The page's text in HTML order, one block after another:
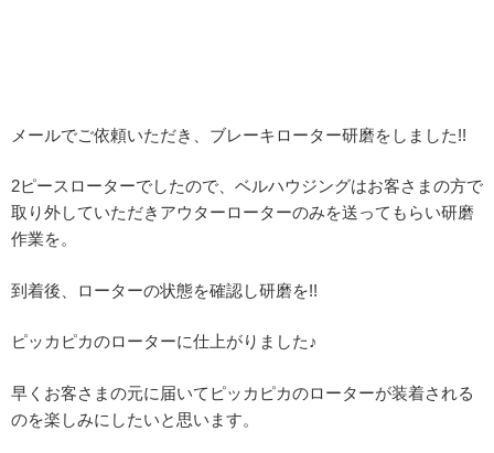
メールでご依頼いただき、ブレーキローター研磨をしました!!
2ピースローターでしたので、ベルハウジングはお客さまの方で
取り外していただきアウターローターのみを送ってもらい研磨
作業を。
到着後、ローターの状態を確認し研磨を!!
ピッカピカのローターに仕上がりました♪
早くお客さまの元に届いてピッカピカのローターが装着される
のを楽しみにしたいと思います。